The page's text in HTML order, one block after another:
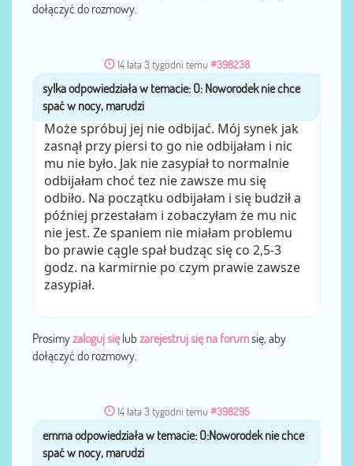
dołączyć do rozmowy.
14 lata 3 tygodni temu #398238
przezsylka
Może spróbuj jej nie odbijać. Mój synek jak
zasnął przy piersi to go nie odbijałam i nic
mu nie było. Jak nie zasypiał to normalnie
odbijałam choć tez nie zawsze mu się
odbiło. Na początku odbijałam i się budził a
później przestałam i zobaczyłam że mu nic
nie jest. Ze spaniem nie miałam problemu
bo prawie cągle spał budząc się co 2,5-3
godz. na karmirnie po czym prawie zawsze
zasypiał.
Prosimyzaloguj sięlub zarejestruj się na forumsię, aby
dołączyć do rozmowy.
14 lata 3 tygodni temu #398295
przezemma